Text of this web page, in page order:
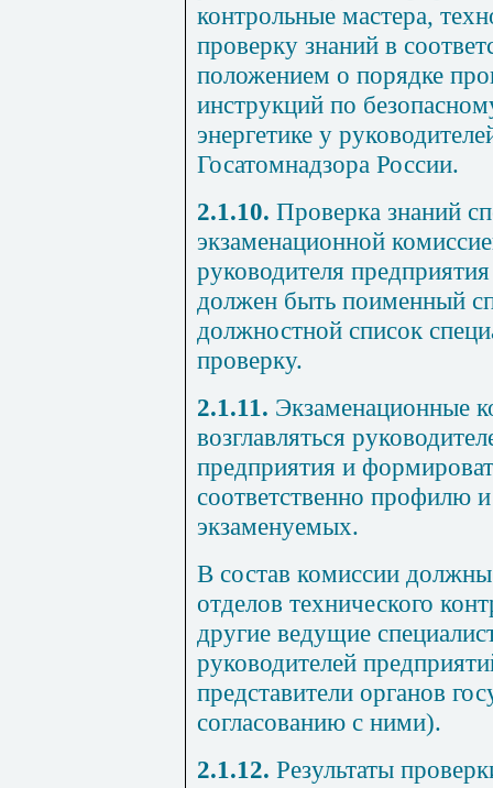
контрольные мастера,
проверку знаний в
положением о порядке
инструкций по
энергетике у
Госатомнадзора России.
2.1.10. Проверка знаний
экзаменационной
руководителя
должен быть поименный
должностной список
проверку.
2.1.11. Экзаменационные
возглавляться
предприятия и
соответственно профилю
экзаменуемых.
В состав комиссии
отделов технического
другие ведущие
руководителей
представители органов
согласованию с ними).
2.1.12. Результаты